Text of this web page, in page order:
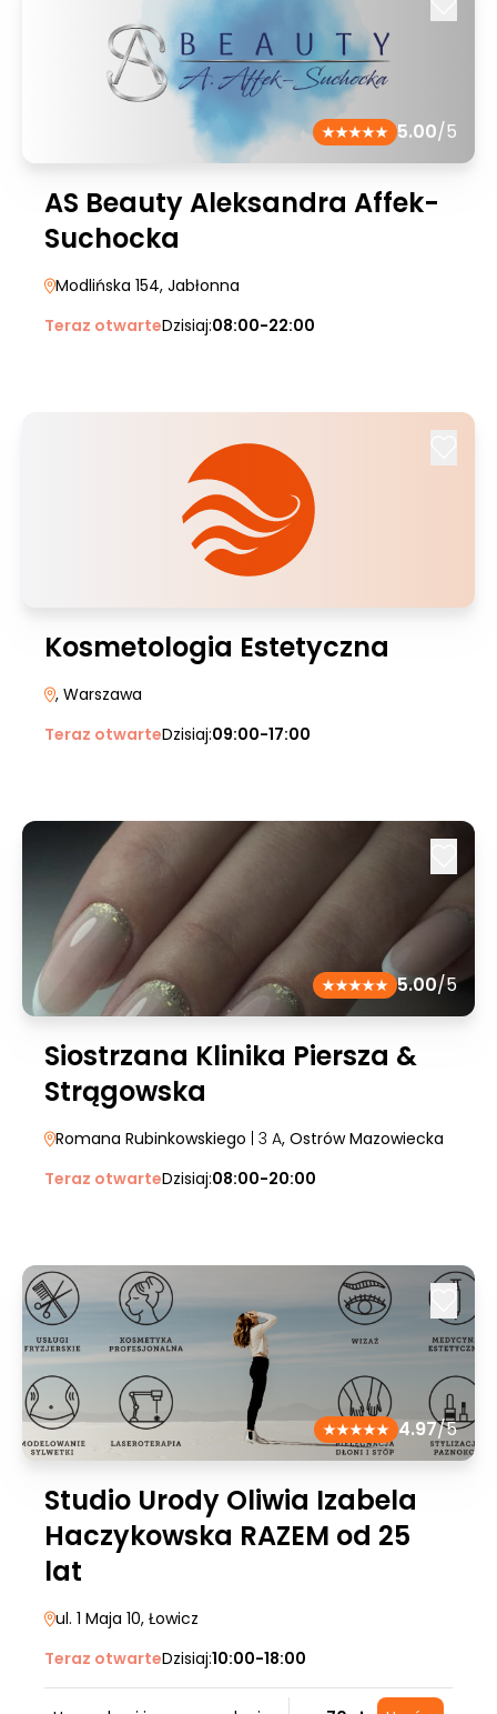
5.00/5
AS Beauty Aleksandra Affek-
Suchocka
Modlińska 154, Jabłonna
Teraz otwarteDzisiaj:08:00-22:00
Kosmetologia Estetyczna
, Warszawa
Teraz otwarteDzisiaj:09:00-17:00
5.00/5
Siostrzana Klinika Piersza &
Strągowska
Romana Rubinkowskiego | 3 A, Ostrów Mazowiecka
Teraz otwarteDzisiaj:08:00-20:00
4.97/5
Studio Urody Oliwia Izabela
Haczykowska RAZEM od 25
lat
ul. 1 Maja 10, Łowicz
Teraz otwarteDzisiaj:10:00-18:00